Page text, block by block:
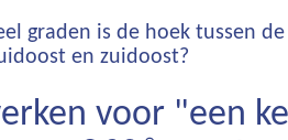
graden is de hoek tussen
en zuidoost?
voor "een